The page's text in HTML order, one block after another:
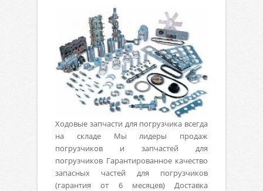
Ходовые запчасти для погрузчика всегда
на складе Мы лидеры продаж
погрузчиков и запчастей для
погрузчиков Гарантированное качество
запасных частей для погрузчиков
(гарантия от 6 месяцев) Доставка